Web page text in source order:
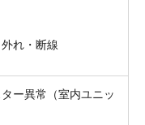
れ・断線
ー異常（室内ユニッ